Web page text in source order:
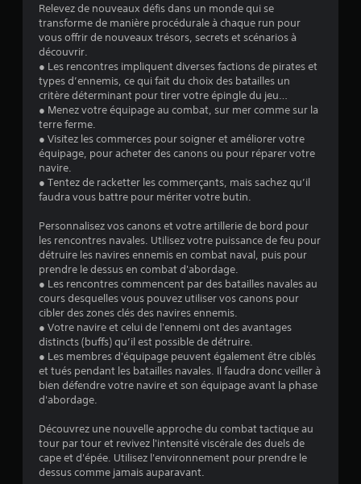
8
i
s
)
Relevez de nouveaux défis dans un monde qui se
transforme de manière procédurale à chaque run pour
vous offrir de nouveaux trésors, secrets et scénarios à
découvrir.
● Les rencontres impliquent diverses factions de pirates et
types d’ennemis, ce qui fait du choix des batailles un
critère déterminant pour tirer votre épingle du jeu…
● Menez votre équipage au combat, sur mer comme sur la
terre ferme.
● Visitez les commerces pour soigner et améliorer votre
équipage, pour acheter des canons ou pour réparer votre
navire.
● Tentez de racketter les commerçants, mais sachez qu’il
faudra vous battre pour mériter votre butin.
Personnalisez vos canons et votre artillerie de bord pour
les rencontres navales. Utilisez votre puissance de feu pour
détruire les navires ennemis en combat naval, puis pour
prendre le dessus en combat d'abordage.
● Les rencontres commencent par des batailles navales au
cours desquelles vous pouvez utiliser vos canons pour
cibler des zones clés des navires ennemis.
● Votre navire et celui de l'ennemi ont des avantages
distincts (buffs) qu’il est possible de détruire.
● Les membres d'équipage peuvent également être ciblés
et tués pendant les batailles navales. Il faudra donc veiller à
bien défendre votre navire et son équipage avant la phase
d'abordage.
Découvrez une nouvelle approche du combat tactique au
tour par tour et revivez l'intensité viscérale des duels de
cape et d'épée. Utilisez l'environnement pour prendre le
dessus comme jamais auparavant.